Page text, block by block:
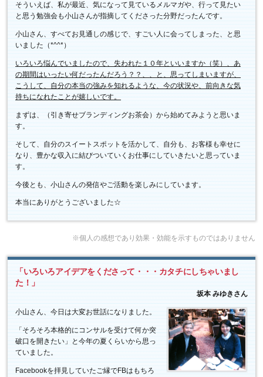
そういえば、私が最近、気になって見ているメルマガや、行って見たい
と思う勉強会も小山さんが指摘してくださった分野だったんです。
小山さん、すべてお見通しの感じで、すごい人に会ってしまった、と思
いました（*^^*）
いろいろ悩んでいましたので、失われた１０年といいますか（笑）、あ
の期間はいったい何だったんだろう？？、、と、思ってしまいますが、
こうして、自分の本当の強みを知れるような、今の状況や、前向きな気
持ちになれたことが嬉しいです。
まずは、（引き寄せブランディングお茶会）から始めてみようと思いま
す。
そして、自分のスイートスポットを活かして、自分も、お客様も幸せに
なり、豊かな収入に結びついていくお仕事にしていきたいと思っていま
す。
今後とも、小山さんの発信やご活動を楽しみにしています。
本当にありがとうございました☆
※個人の感想であり効果・効能を示すものではありません
「いろいろアイデアをくださって・・・カタチにしちゃいまし
た！」
坂本 みゆきさん
小山さん、今日は大変お世話になりました。
「そろそろ本格的にコンサルを受けて何か突
破口を開きたい」と今年の夏くらいから思っ
ていました。
Facebookを拝見していたご縁でFBはもちろ